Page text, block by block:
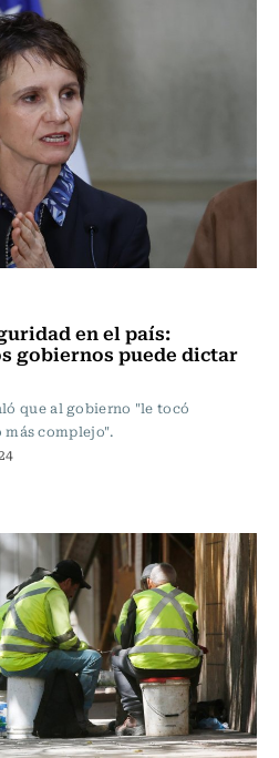
en el país:
gobiernos puede dictar
que al gobierno "le tocó
complejo".